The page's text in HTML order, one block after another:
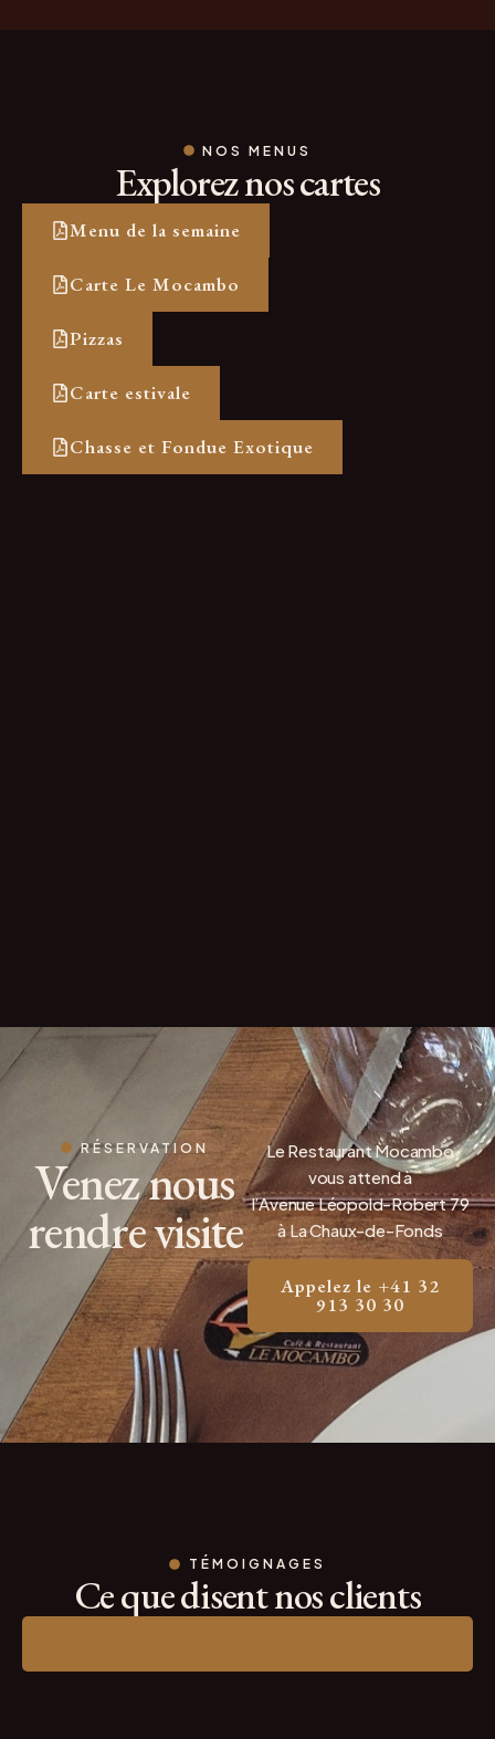
NOS MENUS
Explorez nos cartes
Menu de la semaine
Carte Le Mocambo
Pizzas
Carte estivale
Chasse et Fondue Exotique
RÉSERVATION
Venez nous
rendre visite
Le Restaurant Mocambo
vous attend à
l’Avenue Léopold-Robert 79
à La Chaux-de-Fonds
Appelez le +41 32
913 30 30
TÉMOIGNAGES
Ce que disent nos clients